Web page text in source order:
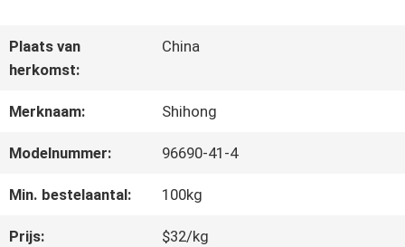
ONS
KWALITEITSCONTROLE
Plaats van
herkomst:
China
Merknaam: Shihong
Modelnummer: 96690-41-4
Min. bestelaantal: 100kg
Prijs: $32/kg